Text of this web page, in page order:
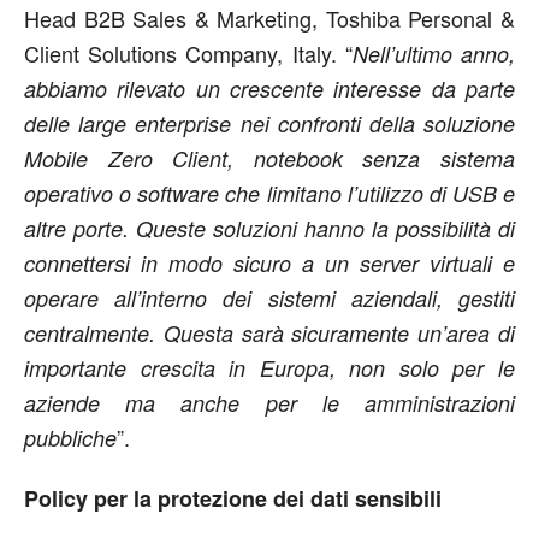
Head B2B Sales & Marketing, Toshiba Personal &
Client Solutions Company, Italy. “Nell’ultimo anno,
abbiamo rilevato un crescente interesse da parte
delle large enterprise nei confronti della soluzione
Mobile Zero Client, notebook senza sistema
operativo o software che limitano l’utilizzo di USB e
altre porte. Queste soluzioni hanno la possibilità di
connettersi in modo sicuro a un server virtuali e
operare all’interno dei sistemi aziendali, gestiti
centralmente. Questa sarà sicuramente un’area di
importante crescita in Europa, non solo per le
aziende ma anche per le amministrazioni
pubbliche”.
Policy per la protezione dei dati sensibili